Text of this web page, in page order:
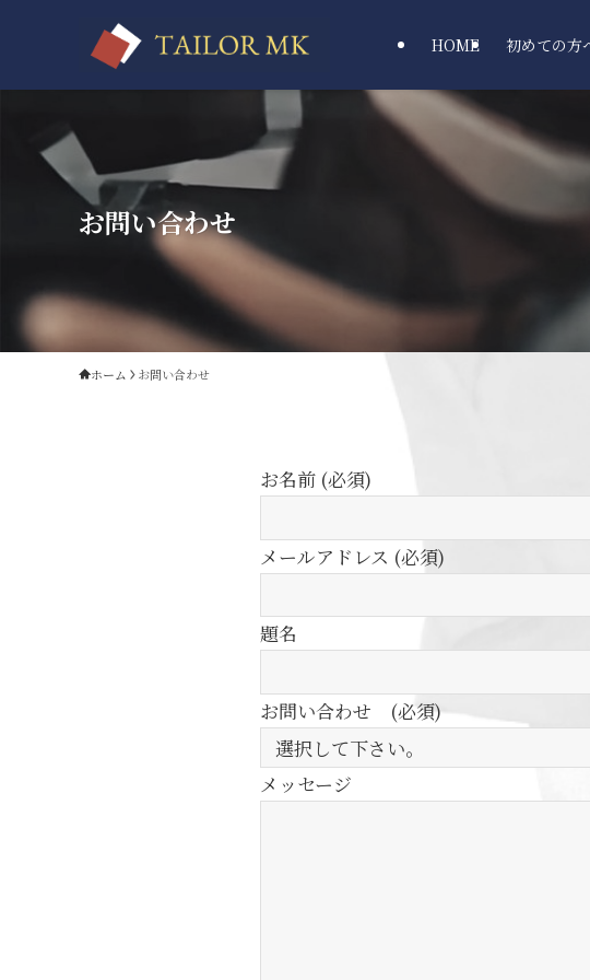
HOME 初めての方
お問い合わせ
ホーム お問い合わせ
お名前 (必須)
メールアドレス (必須)
題名
お問い合わせ (必須)
メッセージ